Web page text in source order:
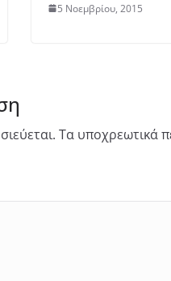
5 Νοεμβρίου, 2015
Τα υποχρεωτικά